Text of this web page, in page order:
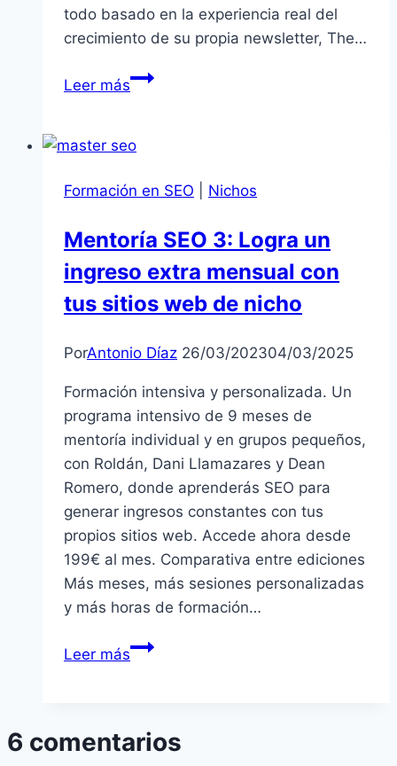
todo basado en la experiencia real del
crecimiento de su propia newsletter, The…
Leer másCurso
2023:
a
Crecer
y
Monetizar
tu
Formación en SEO Nichos
Mentoría SEO 3: Logra un
ingreso extra mensual con
tus sitios web de nicho
PorAntonio Díaz 26/03/202304/03/2025
Formación intensiva y personalizada. Un
programa intensivo de 9 meses de
mentoría individual y en grupos pequeños,
con Roldán, Dani Llamazares y Dean
Romero, donde aprenderás SEO para
generar ingresos constantes con tus
propios sitios web. Accede ahora desde
199€ al mes. Comparativa entre ediciones
Más meses, más sesiones personalizadas
y más horas de formación…
Leer másMentoría
un
6 comentarios